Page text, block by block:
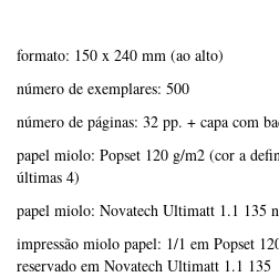
formato: 150 x 240 mm (ao alto)
número de exemplares: 500
número de páginas: 32 pp. + capa com
papel miolo: Popset 120 g/m2 (cor a
últimas 4)
papel miolo: Novatech Ultimatt 1.1 135
impressão miolo papel: 1/1 em Popset
reservado em Novatech Ultimatt 1.1 135